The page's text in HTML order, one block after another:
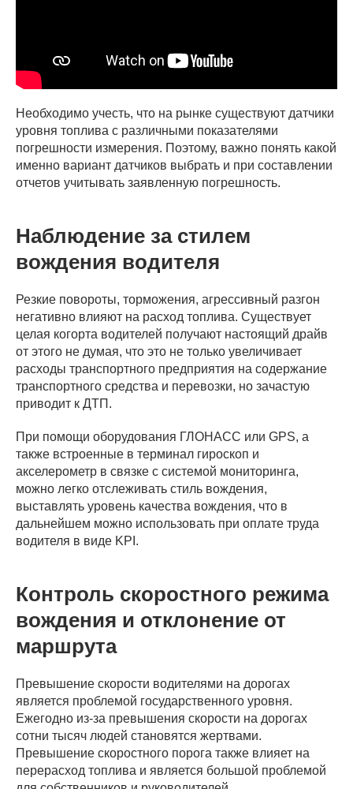
Необходимо учесть, что на рынке существуют датчики
уровня топлива с различными показателями
погрешности измерения. Поэтому, важно понять какой
именно вариант датчиков выбрать и при составлении
отчетов учитывать заявленную погрешность.
Наблюдение за стилем
вождения водителя
Резкие повороты, торможения, агрессивный разгон
негативно влияют на расход топлива. Существует
целая когорта водителей получают настоящий драйв
от этого не думая, что это не только увеличивает
расходы транспортного предприятия на содержание
транспортного средства и перевозки, но зачастую
приводит к ДТП.
При помощи оборудования ГЛОНАСС или GPS, а
также встроенные в терминал гироскоп и
акселерометр в связке с системой мониторинга,
можно легко отслеживать стиль вождения,
выставлять уровень качества вождения, что в
дальнейшем можно использовать при оплате труда
водителя в виде KPI.
Контроль скоростного режима
вождения и отклонение от
маршрута
Превышение скорости водителями на дорогах
является проблемой государственного уровня.
Ежегодно из-за превышения скорости на дорогах
сотни тысяч людей становятся жертвами.
Превышение скоростного порога также влияет на
перерасход топлива и является большой проблемой